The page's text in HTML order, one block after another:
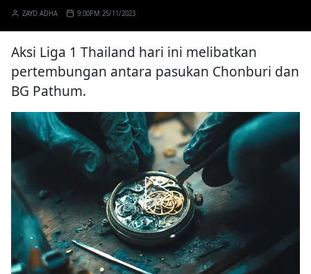
ZAYD ADHA 9:00PM 25/11/2023
Aksi Liga 1 Thailand hari ini melibatkan
pertembungan antara pasukan Chonburi dan
BG Pathum.